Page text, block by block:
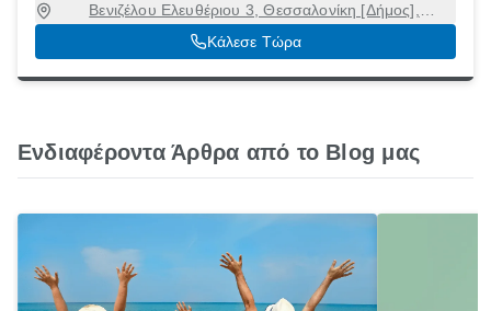
Βενιζέλου Ελευθέριου 3, Θεσσαλονίκη [Δήμος],
Θεσσαλονίκη, 54624
Κάλεσε Τώρα
Ενδιαφέροντα Άρθρα από το Blog μας